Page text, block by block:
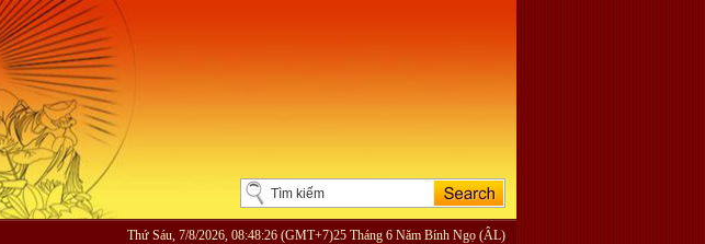
Thứ Sáu, 7/8/2026, 08:48:26 (GMT+7)25 Tháng 6 Năm Bính Ngọ (ÂL)